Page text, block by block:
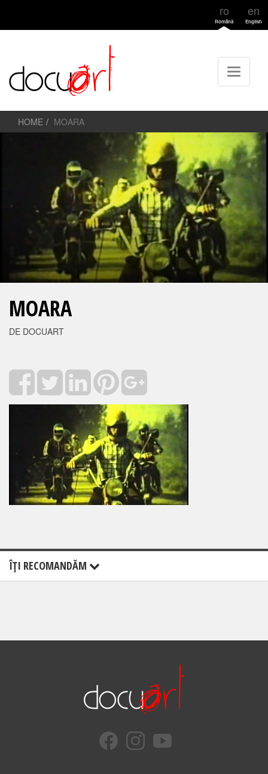
ro
Română
en
English
HOME MOARA
MOARA
DE DOCUART
ÎŢI RECOMANDĂM